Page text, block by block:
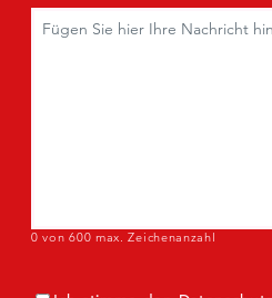
0 von 600 max. Zeichenanzahl